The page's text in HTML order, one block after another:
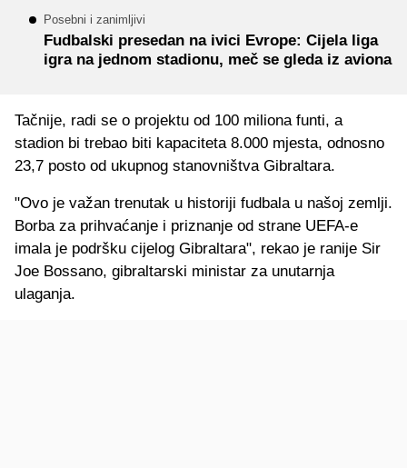
Posebni i zanimljivi
Fudbalski presedan na ivici Evrope: Cijela liga
igra na jednom stadionu, meč se gleda iz aviona
Tačnije, radi se o projektu od 100 miliona funti, a
stadion bi trebao biti kapaciteta 8.000 mjesta, odnosno
23,7 posto od ukupnog stanovništva Gibraltara.
"Ovo je važan trenutak u historiji fudbala u našoj zemlji.
Borba za prihvaćanje i priznanje od strane UEFA-e
imala je podršku cijelog Gibraltara", rekao je ranije Sir
Joe Bossano, gibraltarski ministar za unutarnja
ulaganja.